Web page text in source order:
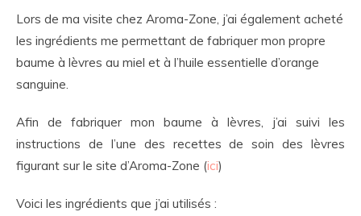
Lors de ma visite chez Aroma-Zone, j’ai également acheté
les ingrédients me permettant de fabriquer mon propre
baume à lèvres au miel et à l’huile essentielle d’orange
sanguine.
Afin de fabriquer mon baume à lèvres, j’ai suivi les
instructions de l’une des recettes de soin des lèvres
figurant sur le site d’Aroma-Zone (ici)
Voici les ingrédients que j’ai utilisés :